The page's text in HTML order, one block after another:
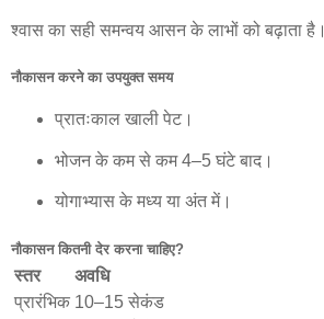
श्वास का सही समन्वय आसन के लाभों को बढ़ाता है।
नौकासन करने का उपयुक्त समय
प्रातःकाल खाली पेट।
भोजन के कम से कम 4–5 घंटे बाद।
योगाभ्यास के मध्य या अंत में।
नौकासन कितनी देर करना चाहिए?
स्तर
अवधि
प्रारंभिक 10–15 सेकंड